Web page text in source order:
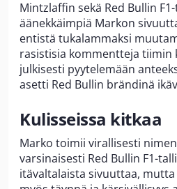
Mintzlaffin sekä Red Bullin
äänekkäimpiä Markon
entistä tukalammaksi
rasistisia kommentteja tiimin
julkisesti pyytelemään
asetti Red Bullin brändinä
Kulisseissa kitkaa
Marko toimii virallisesti
varsinaisesti Red Bullin F1-
itävaltalaista sivuuttaa,